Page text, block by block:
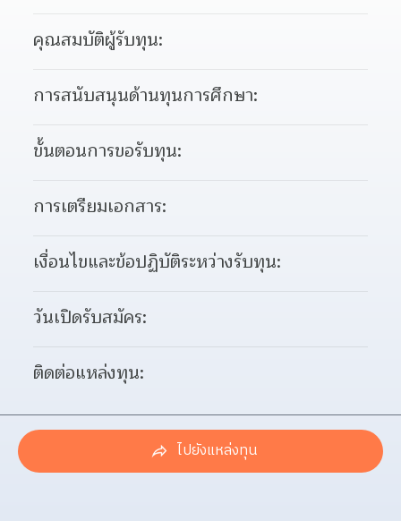
คุณสมบัติผู้รับทุน:
การสนับสนุนด้านทุนการศึกษา:
ขั้นตอนการขอรับทุน:
การเตรียมเอกสาร:
เงื่อนไขและข้อปฏิบัติระหว่างรับทุน:
วันเปิดรับสมัคร:
ติดต่อแหล่งทุน:
ไปยังแหล่งทุน